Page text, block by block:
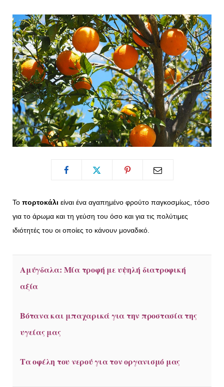
o
k e
r
)
r
a
m
e
s
t
Το πορτοκάλι είναι ένα αγαπημένο φρούτο παγκοσμίως, τόσο
για το άρωμα και τη γεύση του όσο και για τις πολύτιμες
ιδιότητές του οι οποίες το κάνουν μοναδικό.
Αμύγδαλα: Μία τροφή με υψηλή διατροφική
αξία
Βότανα και μπαχαρικά για την προστασία της
υγείας μας
Τα οφέλη του νερού για τον οργανισμό μας